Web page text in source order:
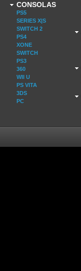
CONSOLAS
PS5
SERIES X|S
SWITCH 2
PS4
XONE
SWITCH
PS3
360
WII U
PS VITA
3DS
PC